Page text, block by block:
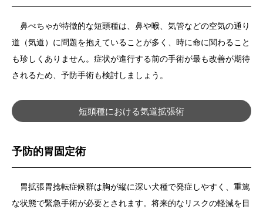
鼻ぺちゃが特徴的な短頭種は、鼻や喉、気管などの空気の通り
道（気道）に問題を抱えていることが多く、時に命に関わること
も珍しくありません。症状が進行する前の手術が最も改善が期待
されるため、予防手術も検討しましょう。
短頭種における気道拡張術
予防的胃固定術
胃拡張胃捻転症候群は胸が縦に深い犬種で発症しやすく、重篤
な状態で緊急手術が必要とされます。将来的なリスクの軽減を目